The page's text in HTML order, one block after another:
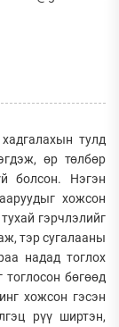
тулд
өр төлбөр
болсон. Нэгэн
хожсон
гэрчлэлийг
тэр сугалааны
надад тоглох
бөгөөд
хожсон гэсэн
рүү ширтэн,